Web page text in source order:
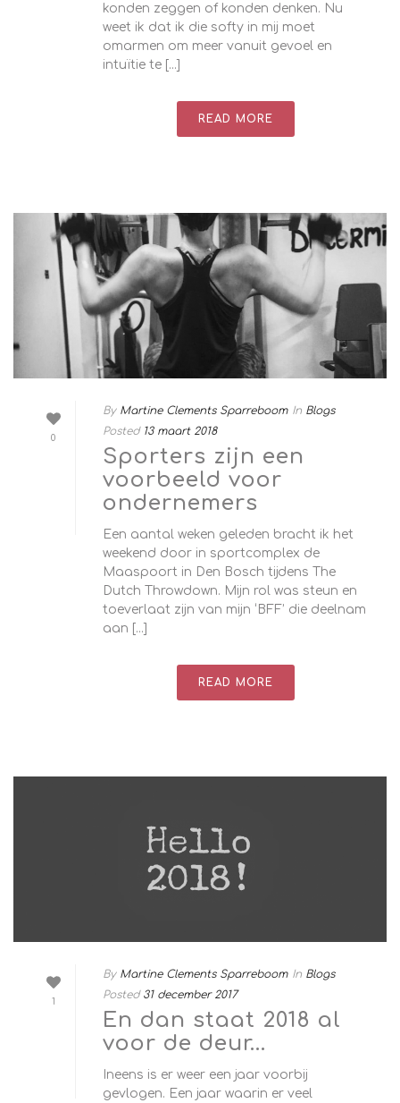
konden zeggen of konden denken. Nu
weet ik dat ik die softy in mij moet
omarmen om meer vanuit gevoel en
intuïtie te [...]
READ MORE
0
By Martine Clements Sparreboom In Blogs
Posted 13 maart 2018
Sporters zijn een
voorbeeld voor
ondernemers
Een aantal weken geleden bracht ik het
weekend door in sportcomplex de
Maaspoort in Den Bosch tijdens The
Dutch Throwdown. Mijn rol was steun en
toeverlaat zijn van mijn ‘BFF’ die deelnam
aan [...]
READ MORE
1
By Martine Clements Sparreboom In Blogs
Posted 31 december 2017
En dan staat 2018 al
voor de deur…
Ineens is er weer een jaar voorbij
gevlogen. Een jaar waarin er veel